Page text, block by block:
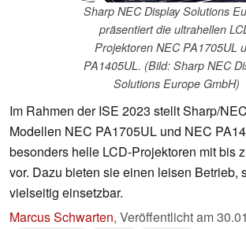
Sharp NEC Display Solutions
präsentiert die ultrahellen
Projektoren NEC PA1705UL
PA1405UL. (Bild: Sharp NEC
Solutions Europe GmbH)
Im Rahmen der ISE 2023 stellt Sharp/
Modellen NEC PA1705UL und NEC
besonders helle LCD-Projektoren mit bis
vor. Dazu bieten sie einen leisen Betrieb,
vielseitig einsetzbar.
Marcus Schwarten, Veröffentlicht am